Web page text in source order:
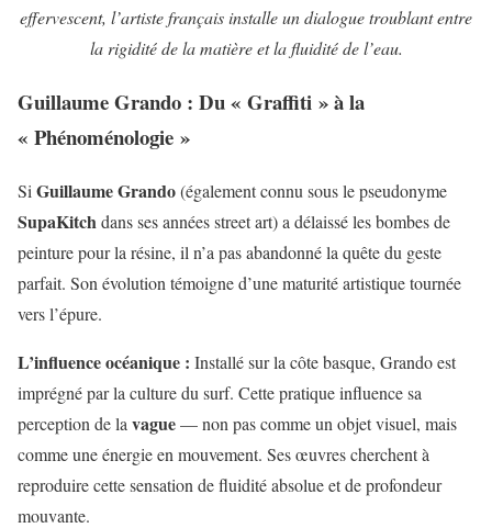
effervescent, l’artiste français installe un dialogue troublant entre
la rigidité de la matière et la fluidité de l’eau.
Guillaume Grando : Du « Graffiti » à la
« Phénoménologie »
Si Guillaume Grando(également connu sous le pseudonyme
SupaKitchdans ses années street art) a délaissé les bombes de
peinture pour la résine, il n’a pas abandonné la quête du geste
parfait. Son évolution témoigne d’une maturité artistique tournée
vers l’épure.
L’influence océanique : Installé sur la côte basque, Grando est
imprégné par la culture du surf. Cette pratique influence sa
perception de la vague— non pas comme un objet visuel, mais
comme une énergie en mouvement. Ses œuvres cherchent à
reproduire cette sensation de fluidité absolue et de profondeur
mouvante.